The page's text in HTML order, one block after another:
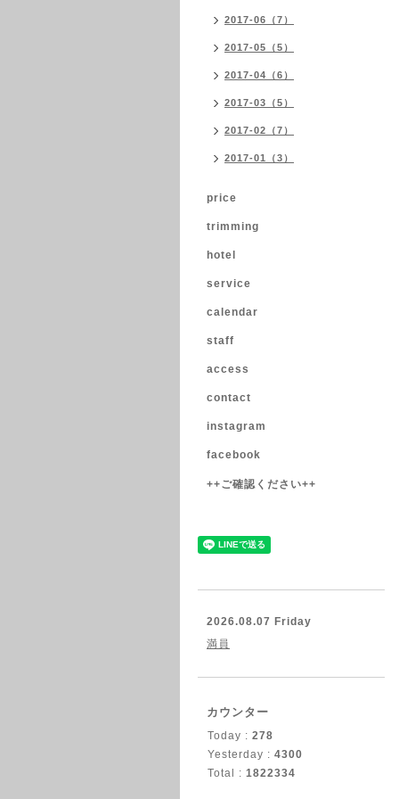
2017-06（7）
2017-05（5）
2017-04（6）
2017-03（5）
2017-02（7）
2017-01（3）
price
trimming
hotel
service
calendar
staff
access
contact
instagram
facebook
++ご確認ください++
2026.08.07 Friday
満員
カウンター
Today : 278
Yesterday : 4300
Total : 1822334